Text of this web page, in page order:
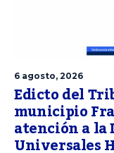
6 agosto, 2026
Edicto del
municipio
atención a la
Universales